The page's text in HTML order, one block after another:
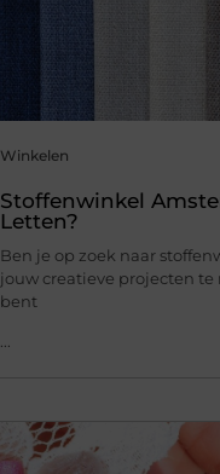
Winkelen
Stoffenwinkel
Letten?
Ben je op zoek naar
jouw creatieve projecten te
bent
...